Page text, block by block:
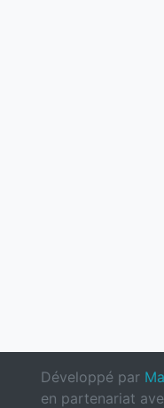
Développé par
en partenariat